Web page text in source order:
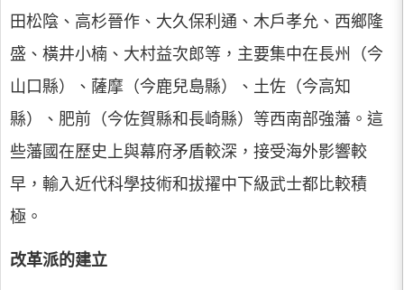
田松陰、高杉晉作、大久保利通、木戶孝允、西鄉隆
盛、橫井小楠、大村益次郎等，主要集中在長州（今
山口縣）、薩摩（今鹿兒島縣）、土佐（今高知
縣）、肥前（今佐賀縣和長崎縣）等西南部強藩。這
些藩國在歷史上與幕府矛盾較深，接受海外影響較
早，輸入近代科學技術和拔擢中下級武士都比較積
極。
改革派的建立